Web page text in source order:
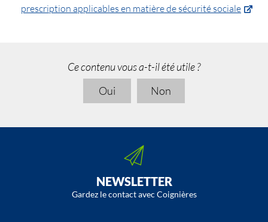
prescription applicables en matière de sécurité sociale
Ce contenu vous a-t-il été utile ?
Oui
Non
NEWSLETTER
Gardez le contact avec Coignières